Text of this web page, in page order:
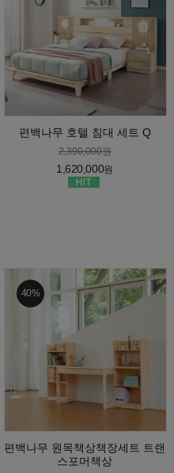
편백나무 호텔 침대 세트 Q
2,390,000원
1,620,000원
40%
편백나무 원목책상책장세트 트랜
스포머책상